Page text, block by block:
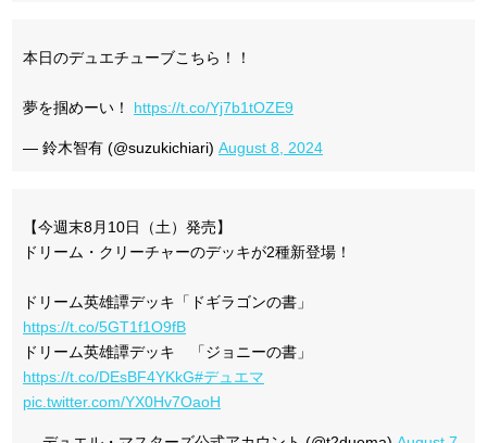
本日のデュエチューブこちら！！
夢を掴めーい！ https://t.co/Yj7b1tOZE9
— 鈴木智有 (@suzukichiari) August 8, 2024
【今週末8月10日（土）発売】
ドリーム・クリーチャーのデッキが2種新登場！
ドリーム英雄譚デッキ「ドギラゴンの書」
https://t.co/5GT1f1O9fB
ドリーム英雄譚デッキ 「ジョニーの書」
https://t.co/DEsBF4YKkG#デュエマ
pic.twitter.com/YX0Hv7OaoH